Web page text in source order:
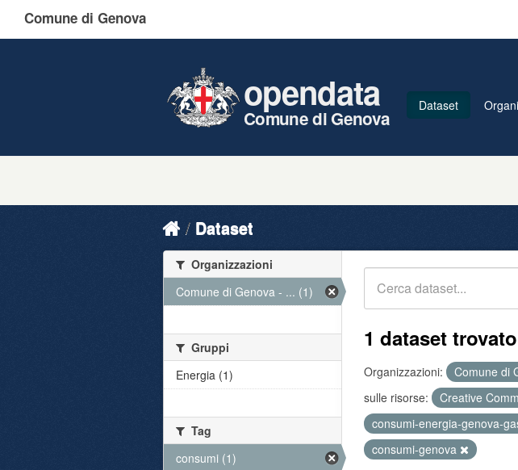
Comune di Genova
opendata
Comune di Genova
Dataset
Dataset
1 dataset trovato
Organizzazioni: Comune di
sulle risorse:
Creative
consumi-energia-genova-
consumi-genova
Organizzazioni
Comune di Genova - ... (1)
Gruppi
Energia (1)
Tag
consumi (1)